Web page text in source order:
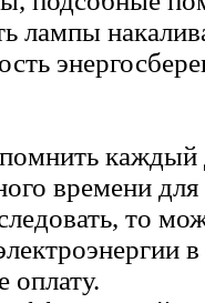
лампы
каждый
времени
то
оплату.